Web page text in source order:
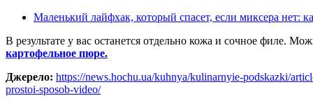
Маленький лайфхак, который спасет, если миксера нет:
В результате у вас останется отдельно кожа и сочное филе.
картофельное пюре.
Джерело: https://news.hochu.ua/kuhnya/kulinarnyie-podskazki/
prostoi-sposob-video/